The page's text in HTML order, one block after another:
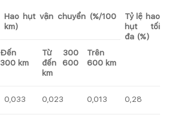
Hao hụt vận chuyển (%/100
km)
Tỷ lệ hao
hụt tối
đa (%)
Đến
300 km
Từ 300
đến 600
km
Trên
600 km
0,033 0,023 0,013 0,28